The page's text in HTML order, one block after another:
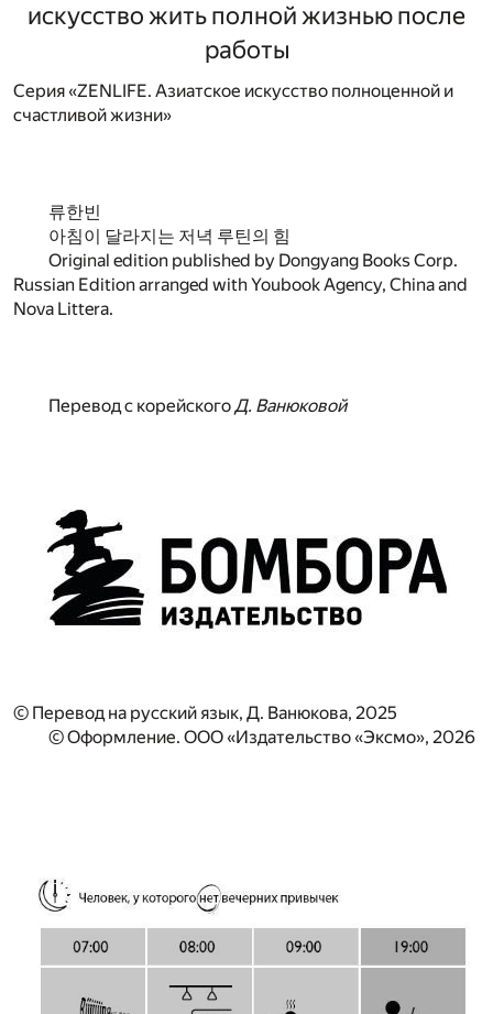
искусство жить полной жизнью после
работы
Серия «ZENLIFE. Азиатское искусство полноценной и
счастливой жизни»
류한빈
아침이 달라지는 저녁 루틴의 힘
Original edition published by Dongyang Books Corp.
Russian Edition arranged with Youbook Agency, China and
Nova Littera.
Перевод с корейскогоД. Ванюковой
© Перевод на русский язык, Д. Ванюкова, 2025
© Оформление. ООО «Издательство «Эксмо», 2026